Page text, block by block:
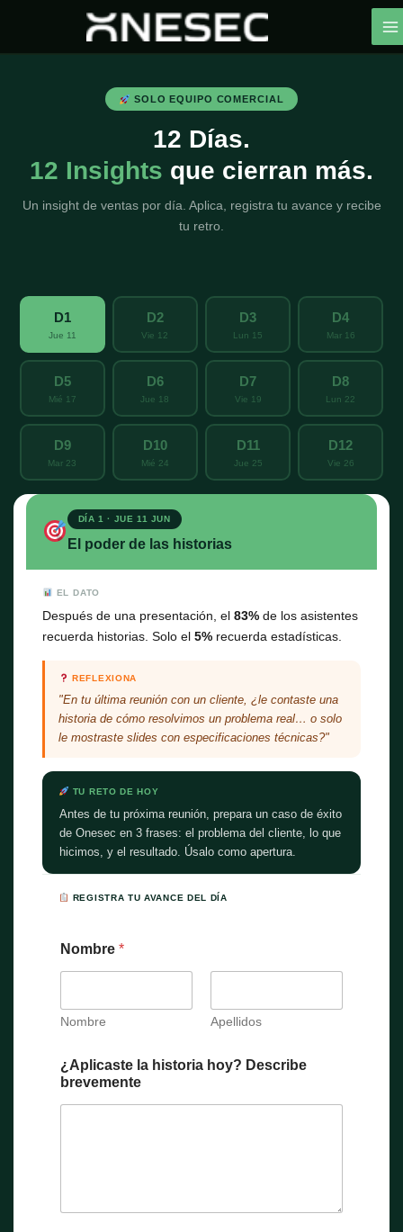
contenido
SOLO EQUIPO COMERCIAL
12 Días.
12 Insights que cierran más.
Un insight de ventas por día. Aplica, registra tu avance y recibe
tu retro.
D1
Jue 11
D2
Vie 12
D3
Lun 15
D4
Mar 16
D5
Mié 17
D6
Jue 18
D7
Vie 19
D8
Lun 22
D9
Mar 23
D10
Mié 24
D11
Jue 25
D12
Vie 26
DÍA 1 · JUE 11 JUN
El poder de las historias
EL DATO
Después de una presentación, el83% de los asistentes
recuerda historias. Solo el5% recuerda estadísticas.
REFLEXIONA
"En tu última reunión con un cliente, ¿le contaste una
historia de cómo resolvimos un problema real… o solo
le mostraste slides con especificaciones técnicas?"
TU RETO DE HOY
Antes de tu próxima reunión, prepara un caso de éxito
de Onesec en 3 frases: el problema del cliente, lo que
hicimos, y el resultado. Úsalo como apertura.
REGISTRA TU AVANCE DEL DÍA
Nombre *
Nombre Apellidos
¿Aplicaste la historia hoy? Describe
brevemente